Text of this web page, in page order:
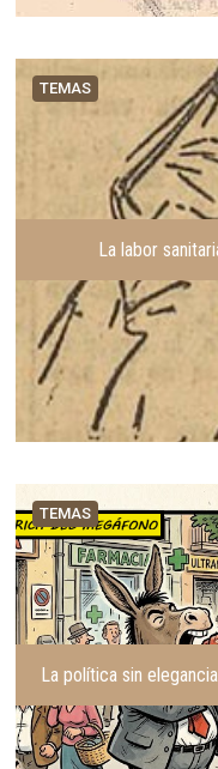
TEMAS
La labor
TEMAS
La política sin